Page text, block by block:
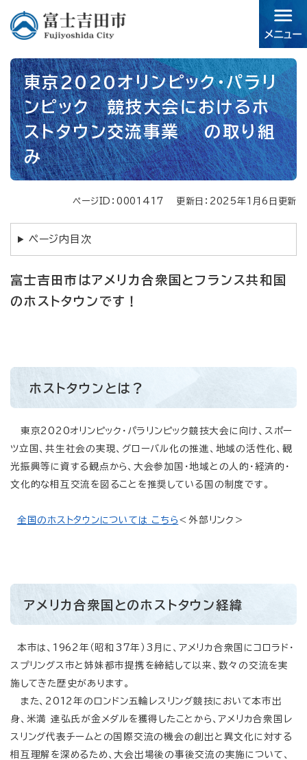
す。
本
文 東京2020オリンピック・パラリ
ンピック 競技大会におけるホ
ストタウン交流事業 の取り組
み
ページID：0001417 更新日：2025年1月6日更新
ページ内目次
富士吉田市はアメリカ合衆国とフランス共和国
のホストタウンです！
ホストタウンとは？
東京2020オリンピック・パラリンピック競技大会に向け、スポー
ツ立国、共生社会の実現、グローバル化の推進、地域の活性化、観
光振興等に資する観点から、大会参加国・地域との人的・経済的・
文化的な相互交流を図ることを推奨している国の制度です。
全国のホストタウンについては こちら ＜外部リンク＞
アメリカ合衆国とのホストタウン経緯
本市は、1962年（昭和37年）3月に、アメリカ合衆国にコロラド・
スプリングス市と姉妹都市提携を締結して以来、数々の交流を実
施してきた歴史があります。
また、2012年のロンドン五輪レスリング競技において本市出
身、米満 達弘氏が金メダルを獲得したことから、アメリカ合衆国レ
スリング代表チームとの国際交流の機会の創出と異文化に対する
相互理解を深めるため、大会出場後の事後交流の実施について、